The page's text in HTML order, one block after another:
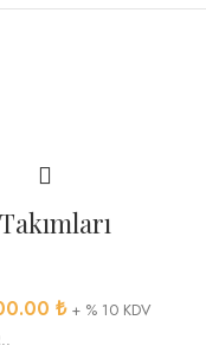
₺ + % 10 KDV